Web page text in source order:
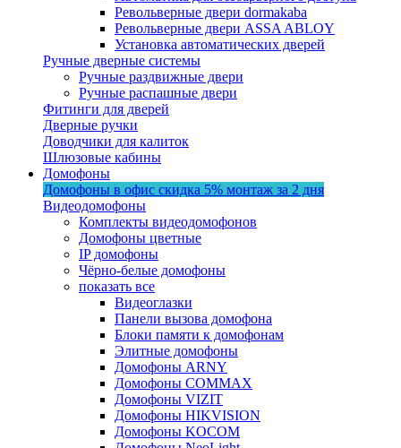
Револьверные двери dormakaba
Револьверные двери ASSA ABLOY
Установка автоматических дверей
Ручные дверные системы
Ручные раздвижные двери
Ручные распашные двери
Фитинги для дверей
Дверные ручки
Доводчики для калиток
Шлюзовые кабины
Домофоны
Домофоны в офис скидка 5% монтаж за 2 дня
Видеодомофоны
Комплекты видеодомофонов
Домофоны цветные
IP домофоны
Чёрно-белые домофоны
показать все
Видеоглазки
Панели вызова домофона
Блоки памяти к домофонам
Элитные домофоны
Домофоны ARNY
Домофоны COMMAX
Домофоны VIZIT
Домофоны HIKVISION
Домофоны KOCOM